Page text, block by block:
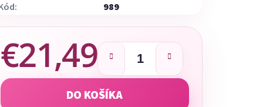
989
€21,49
Jednotková cena:
DO KOŠÍKA